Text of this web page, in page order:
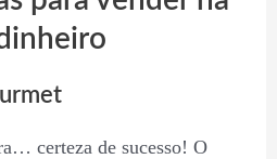
certeza de sucesso! O